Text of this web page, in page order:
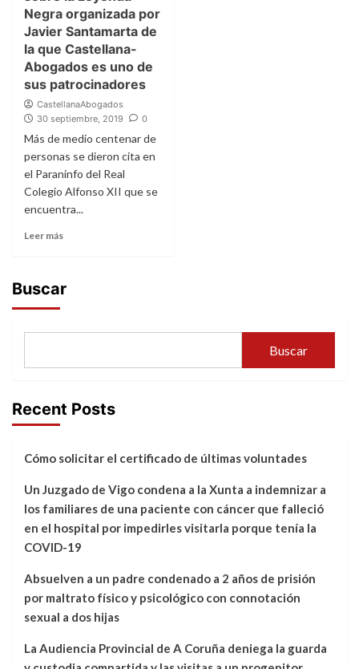
Negra organizada por
Javier Santamarta de
la que Castellana-
Abogados es uno de
sus patrocinadores
CastellanaAbogados
30 septiembre, 2019
0
Más de medio centenar de
personas se dieron cita en
el Paraninfo del Real
Colegio Alfonso XII que se
encuentra...
Leer más
Buscar
Buscar
Recent Posts
Cómo solicitar el certificado de últimas voluntades
Un Juzgado de Vigo condena a la Xunta a indemnizar a
los familiares de una paciente con cáncer que falleció
en el hospital por impedirles visitarla porque tenía la
COVID-19
Absuelven a un padre condenado a 2 años de prisión
por maltrato físico y psicológico con connotación
sexual a dos hijas
La Audiencia Provincial de A Coruña deniega la guarda